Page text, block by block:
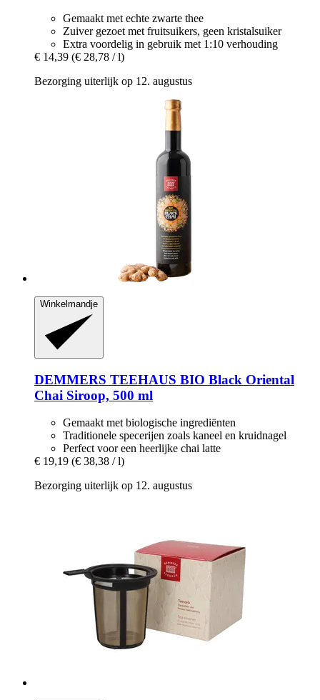
Gemaakt met echte zwarte thee
Zuiver gezoet met fruitsuikers, geen kristalsuiker
Extra voordelig in gebruik met 1:10 verhouding
€ 14,39 (€ 28,78 / l)
Bezorging uiterlijk op 12. augustus
Winkelmandje
DEMMERS TEEHAUS BIO Black Oriental
Chai Siroop, 500 ml
Gemaakt met biologische ingrediënten
Traditionele specerijen zoals kaneel en kruidnagel
Perfect voor een heerlijke chai latte
€ 19,19 (€ 38,38 / l)
Bezorging uiterlijk op 12. augustus